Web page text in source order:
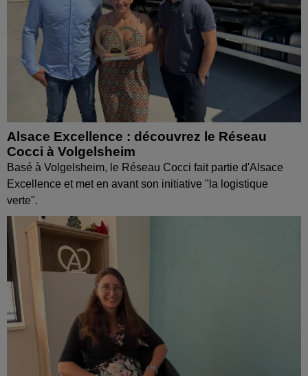
Alsace Excellence : découvrez le Réseau
Cocci à Volgelsheim
Basé à Volgelsheim, le Réseau Cocci fait partie d'Alsace
Excellence et met en avant son initiative "la logistique
verte".